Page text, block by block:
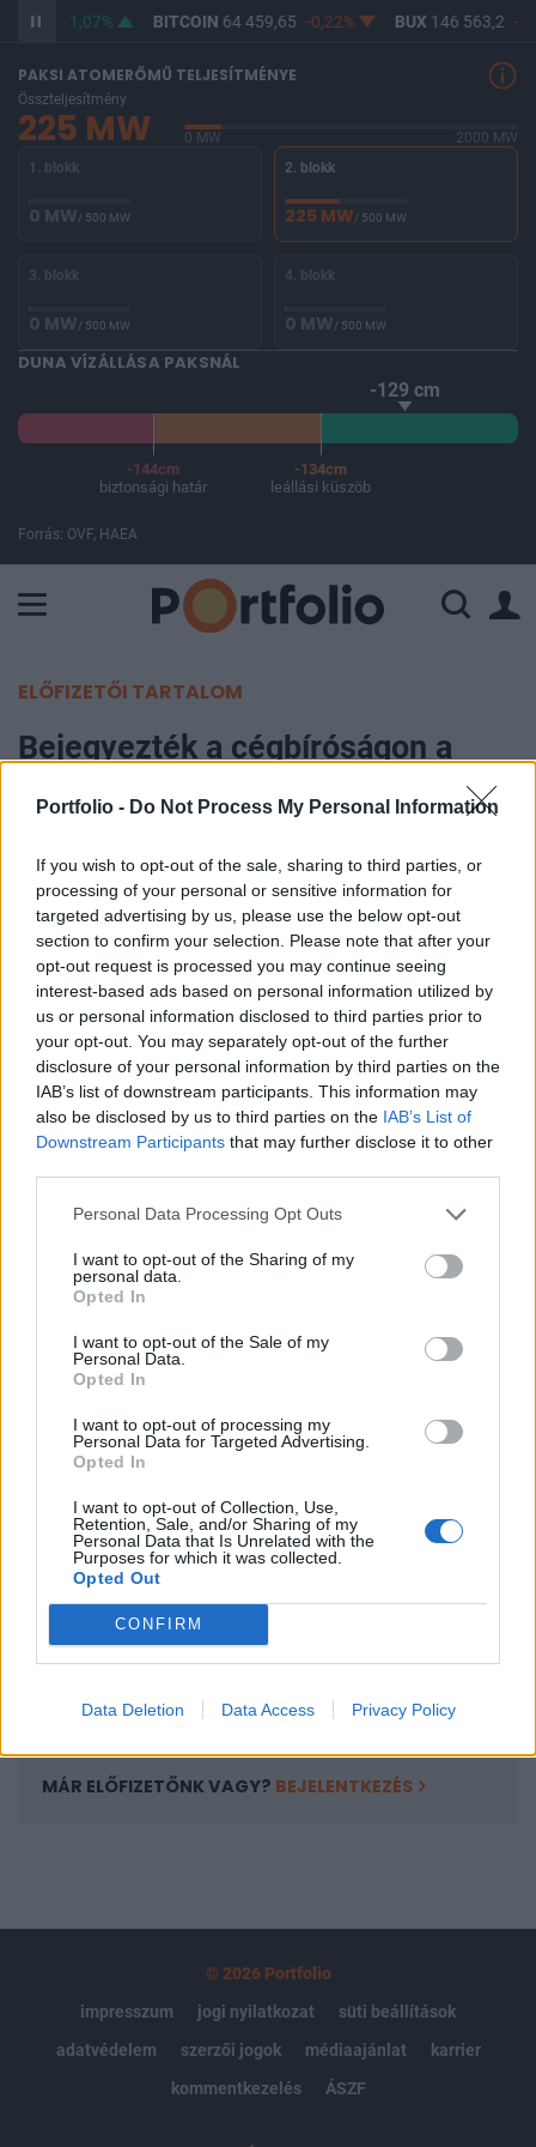
Portfolio - Do Not Process My Personal Information
If you wish to opt-out of the sale, sharing to third parties, or
processing of your personal or sensitive information for
targeted advertising by us, please use the below opt-out
section to confirm your selection. Please note that after your
opt-out request is processed you may continue seeing
interest-based ads based on personal information utilized by
us or personal information disclosed to third parties prior to
your opt-out. You may separately opt-out of the further
disclosure of your personal information by third parties on the
IAB’s list of downstream participants. This information may
also be disclosed by us to third parties on the IAB’s List of
Downstream Participants that may further disclose it to other
Personal Data Processing Opt Outs
I want to opt-out of the Sharing of my
personal data.
Opted In
I want to opt-out of the Sale of my
Personal Data.
Opted In
I want to opt-out of processing my
Personal Data for Targeted Advertising.
Opted In
I want to opt-out of Collection, Use,
Retention, Sale, and/or Sharing of my
Personal Data that Is Unrelated with the
Purposes for which it was collected.
Opted Out
CONFIRM
Data Deletion Data Access Privacy Policy
316,43 1,07% BITCOIN64 459,65 -0,22% BUX146 563,2 -
PAKSI ATOMERŐMŰ TELJESÍTMÉNYE
Összteljesítmény
225 MW 0 MW
2000 MW
1. blokk
0 MW/ 500 MW
2. blokk
225 MW/ 500 MW
3. blokk
0 MW/ 500 MW
4. blokk
0 MW/ 500 MW
DUNA VÍZÁLLÁSA PAKSNÁL
-129 cm
-144cm
biztonsági határ
-134cm
leállási küszöb
Forrás: OVF, HAEA
ELŐFIZETŐI TARTALOM
Bejegyezték a cégbíróságon a
leszállítását és emelését
Portfolio
2021. december 14. 08:54
A társaság igazgatósága intézkedik a tőkeemelés
keretében kibocsátandó új részvények
keletkeztetése és azok tőzsdei bevezetéséhez
szükséges engedélyezési eljárás lefolytatása
iránt.
Portfolio Investment Day 2026Október 21-én jön a Portfolio
Investment Day 2026, ahol a piac vezető szakértőivel
keressük a választ a befektetőket leginkább foglalkoztató
következő évek nyertesei, mire számíthatunk a részvény-,
kötvény-, nyersanyag- és kriptopiacokon, és hogyan
A keresett cikk a portfolio.hu hírarchívumához
tartozik, melynek olvasása előfizetéses
regisztrációhoz kötött.
Az előfizetés a következőket tartalmazza:
Portfolio.hu teljes cikkarchívum
Kötéslisták: BÉT elmúlt 2 év napon belüli
MÁR ELŐFIZETŐNK VAGY? BEJELENTKEZÉS
© 2026 Portfolio
impresszum
jogi nyilatkozat
süti beállítások
adatvédelem
szerzői jogok médiaajánlat
karrier
kommentkezelés
ÁSZF